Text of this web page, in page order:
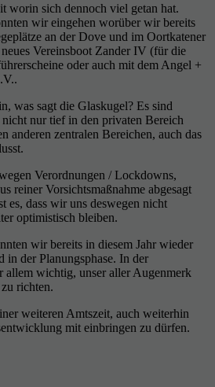
worin sich dennoch viel getan hat.
wir eingehen worüber wir bereits
an der Dove und im Oortkatener
Vereinsboot Zander IV (für die
oder auch mit dem Angel +
was sagt die Glaskugel? Es sind
nur tief in den privaten Bereich
anderen zentralen Bereichen, auch das
Verordnungen / Lockdowns,
reiner Vorsichtsmaßnahme abgesagt
es, dass wir uns deswegen nicht
optimistisch bleiben.
wir bereits in diesem Jahr wieder
in der Planungsphase. In der
allem wichtig, unser aller Augenmerk
richten.
weiteren Amtszeit, auch weiterhin
mit einbringen zu dürfen.